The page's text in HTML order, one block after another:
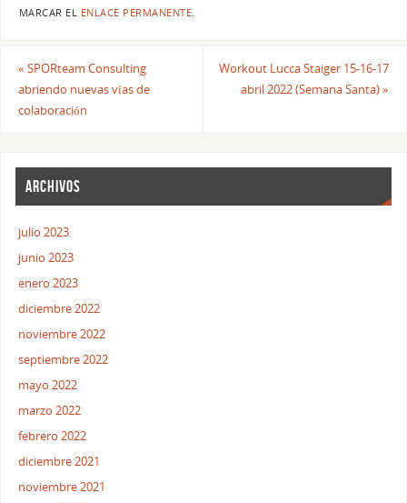
MARCAR EL ENLACE PERMANENTE
« SPORteam Consulting
abriendo nuevas vías de
colaboración
Workout Lucca Staiger 15-16-17
abril 2022 (Semana Santa)»
ARCHIVOS
julio 2023
junio 2023
enero 2023
diciembre 2022
noviembre 2022
septiembre 2022
mayo 2022
marzo 2022
febrero 2022
diciembre 2021
noviembre 2021